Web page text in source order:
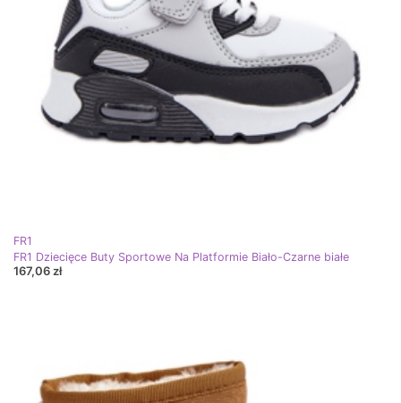
FR1
FR1 Dziecięce Buty Sportowe Na Platformie Biało-Czarne białe
167,06 zł